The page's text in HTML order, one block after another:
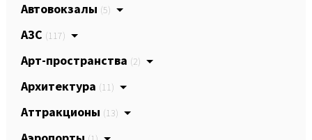
Автовокзалы (5)
АЗС (117)
Арт-пространства (2)
Архитектура (11)
Аттракционы (13)